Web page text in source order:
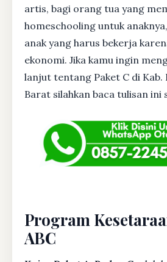
artis, bagi orang tua yang
homeschooling untuk
anak yang harus bekerja
ekonomi. Jika kamu ingin
lanjut tentang Paket C di Kab.
Barat silahkan baca tulisan ini
Program
ABC